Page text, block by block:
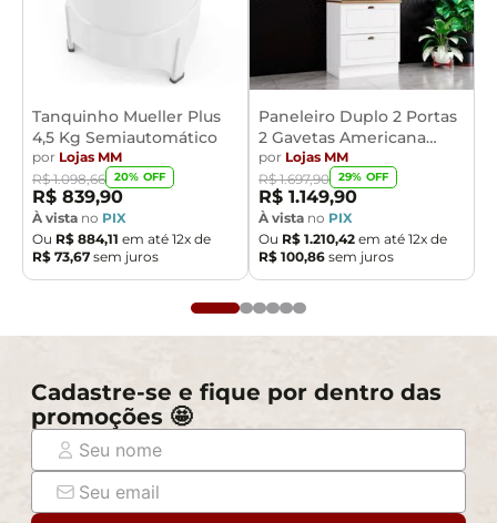
Tanquinho Mueller Plus
4,5 Kg Semiautomático
por Lojas MM
R$ 1.098,66 20% OFF
R$ 839,90
À vista no PIX
Ou R$ 884,11 em até 12x de
R$ 73,67 sem juros
Paneleiro Duplo 2 Portas
2 Gavetas Americana
Henn
por Lojas MM
R$ 1.697,90 29% OFF
R$ 1.149,90
À vista no PIX
Ou R$ 1.210,42 em até 12x de
R$ 100,86 sem juros
Cadastre-se e fique por dentro das
promoções 🤩